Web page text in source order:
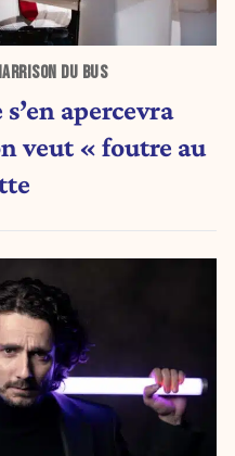
DU BUS
apercevra
veut « foutre au